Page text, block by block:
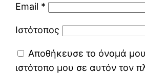
Email *
Ιστότοπος
Αποθήκευσε το όνομά
ιστότοπο μου σε αυτόν τον